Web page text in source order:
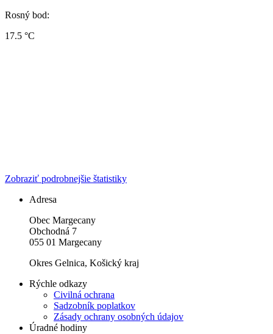
Rosný bod:
17.5 °C
Zobraziť podrobnejšie štatistiky
Adresa
Obec Margecany
Obchodná 7
055 01 Margecany
Okres Gelnica, Košický kraj
Rýchle odkazy
Civilná ochrana
Sadzobník poplatkov
Zásady ochrany osobných údajov
Úradné hodiny